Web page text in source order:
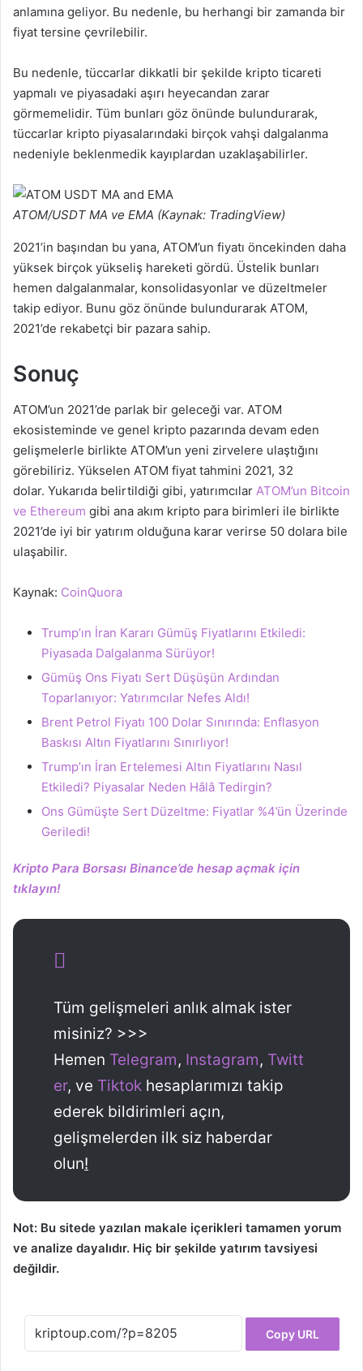
anlamına geliyor. Bu nedenle, bu herhangi bir zamanda bir
fiyat tersine çevrilebilir.
Bu nedenle, tüccarlar dikkatli bir şekilde kripto ticareti
yapmalı ve piyasadaki aşırı heyecandan zarar
görmemelidir. Tüm bunları göz önünde bulundurarak,
tüccarlar kripto piyasalarındaki birçok vahşi dalgalanma
nedeniyle beklenmedik kayıplardan uzaklaşabilirler.
ATOM/USDT MA ve EMA (Kaynak: TradingView)
2021’in başından bu yana, ATOM’un fiyatı öncekinden daha
yüksek birçok yükseliş hareketi gördü. Üstelik bunları
hemen dalgalanmalar, konsolidasyonlar ve düzeltmeler
takip ediyor. Bunu göz önünde bulundurarak ATOM,
2021’de rekabetçi bir pazara sahip.
Sonuç
ATOM’un 2021’de parlak bir geleceği var. ATOM
ekosisteminde ve genel kripto pazarında devam eden
gelişmelerle birlikte ATOM’un yeni zirvelere ulaştığını
görebiliriz. Yükselen ATOM fiyat tahmini 2021, 32
dolar. Yukarıda belirtildiği gibi, yatırımcılar ATOM’un Bitcoin
ve Ethereum gibi ana akım kripto para birimleri ile birlikte
2021’de iyi bir yatırım olduğuna karar verirse 50 dolara bile
ulaşabilir.
Kaynak: CoinQuora
Trump’ın İran Kararı Gümüş Fiyatlarını Etkiledi:
Piyasada Dalgalanma Sürüyor!
Gümüş Ons Fiyatı Sert Düşüşün Ardından
Toparlanıyor: Yatırımcılar Nefes Aldı!
Brent Petrol Fiyatı 100 Dolar Sınırında: Enflasyon
Baskısı Altın Fiyatlarını Sınırlıyor!
Trump’ın İran Ertelemesi Altın Fiyatlarını Nasıl
Etkiledi? Piyasalar Neden Hâlâ Tedirgin?
Ons Gümüşte Sert Düzeltme: Fiyatlar %4’ün Üzerinde
Geriledi!
Kripto Para Borsası Binance’de hesap açmak için
tıklayın!
Tüm gelişmeleri anlık almak ister
misiniz? >>>
Hemen Telegram, Instagram, Twitt
er, ve Tiktok hesaplarımızı takip
ederek bildirimleri açın,
gelişmelerden ilk siz haberdar
olun!
Not: Bu sitede yazılan makale içerikleri tamamen yorum
ve analize dayalıdır. Hiç bir şekilde yatırım tavsiyesi
değildir.
Copy URL